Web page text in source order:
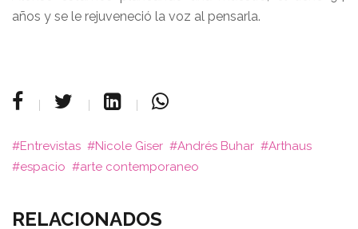
años y se le rejuveneció la voz al pensarla.
Entrevistas Nicole Giser Andrés Buhar
Arthaus
espacio
arte contemporaneo
RELACIONADOS